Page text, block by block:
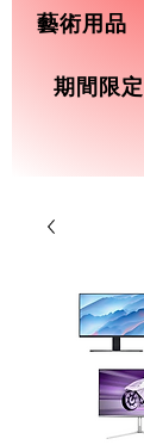
藝術用品
期間限定